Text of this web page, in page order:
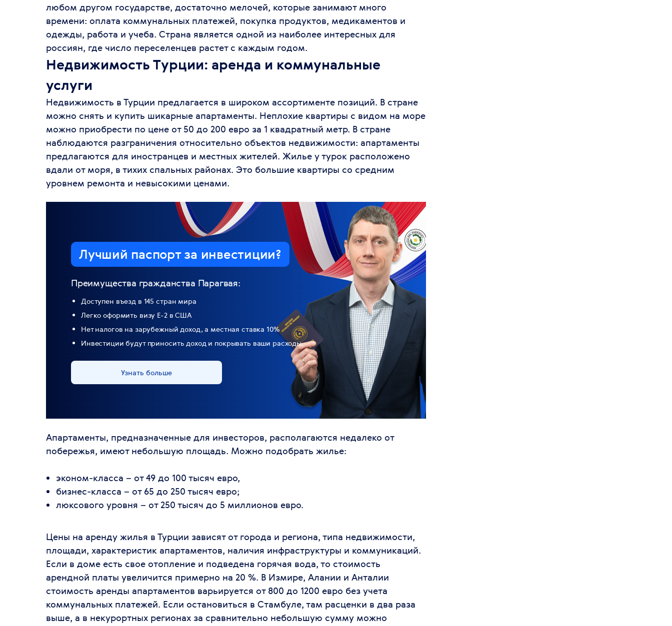
любом другом государстве, достаточно мелочей, которые занимают много
времени: оплата коммунальных платежей, покупка продуктов, медикаментов и
одежды, работа и учеба. Страна является одной из наиболее интересных для
россиян, где число переселенцев растет с каждым годом.
Недвижимость Турции: аренда и коммунальные
услуги
Недвижимость в Турции предлагается в широком ассортименте позиций. В стране
можно снять и купить шикарные апартаменты. Неплохие квартиры с видом на море
можно приобрести по цене от 50 до 200 евро за 1 квадратный метр. В стране
наблюдаются разграничения относительно объектов недвижимости: апартаменты
предлагаются для иностранцев и местных жителей. Жилье у турок расположено
вдали от моря, в тихих спальных районах. Это большие квартиры со средним
уровнем ремонта и невысокими ценами.
Лучший паспортза инвестиции?
Преимущества гражданства Парагвая:
Доступен въезд в 145 стран мира
Легко оформить визу Е-2 в США
Нет налогов на зарубежный доход, а местная ставка 10%
Инвестиции будут приносить доход и покрывать ваши расходы.
Узнать больше
Апартаменты, предназначенные для инвесторов, располагаются недалеко от
побережья, имеют небольшую площадь. Можно подобрать жилье:
эконом-класса – от 49 до 100 тысяч евро,
бизнес-класса – от 65 до 250 тысяч евро;
люксового уровня – от 250 тысяч до 5 миллионов евро.
Цены на аренду жилья в Турции зависят от города и региона, типа недвижимости,
площади, характеристик апартаментов, наличия инфраструктуры и коммуникаций.
Если в доме есть свое отопление и подведена горячая вода, то стоимость
арендной платы увеличится примерно на 20 %. В Измире, Алании и Анталии
стоимость аренды апартаментов варьируется от 800 до 1200 евро без учета
коммунальных платежей. Если остановиться в Стамбуле, там расценки в два раза
выше, а в некурортных регионах за сравнительно небольшую сумму можно